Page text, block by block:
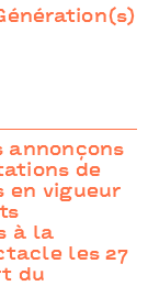
annonçons
de
en vigueur
à la
les 27
du